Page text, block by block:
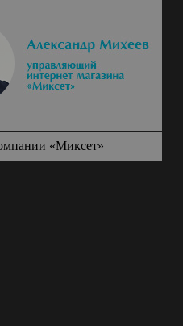
«Миксет»